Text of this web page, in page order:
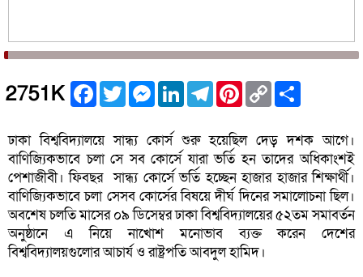
2751K Facebook
TwitterMessenger
LinkedInTelegramPinterest
Copy
Link
ঢাকা বিশ্ববিদ্যালয়ে সান্ধ্য কোর্স শুরু হয়েছিল দেড় দশক আগে।
বাণিজ্যিকভাবে চলা সে সব কোর্সে যারা ভর্তি হন তাদের অধিকাংশই
পেশাজীবী। ফিবছর সান্ধ্য কোর্সে ভর্তি হচ্ছেন হাজার হাজার শিক্ষার্থী।
বাণিজ্যিকভাবে চলা সেসব কোর্সের বিষয়ে দীর্ঘ দিনের সমালোচনা ছিল।
অবশেষ চলতি মাসের ০৯ ডিসেম্বর ঢাকা বিশ্ববিদ্যালয়ের ৫২তম সমাবর্তন
অনুষ্ঠানে এ নিয়ে ‌নাখোশ মনোভাব ব্যক্ত করেন দেশের
বিশ্ববিদ্যালয়গুলোর আচার্য ও রাষ্ট্রপতি আবদুল হামিদ।